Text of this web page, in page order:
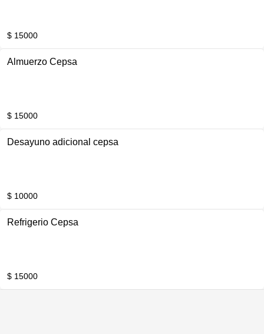
$ 15000
Almuerzo Cepsa
$ 15000
Desayuno adicional cepsa
$ 10000
Refrigerio Cepsa
$ 15000